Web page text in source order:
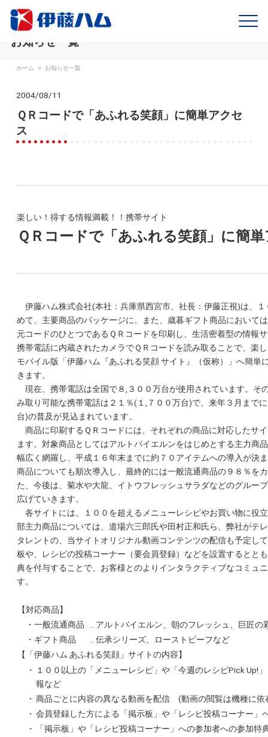
お知らせ一覧
ホーム > お知らせ一覧
2004/08/11
ＱＲコードで「あふれる笑顔」に簡単アクセ
ス
楽しい！得する情報満載！！携帯サイト
ＱＲコードで「あふれる笑顔」に簡
伊藤ハム株式会社(本社：兵庫県西宮市、社長：伊藤正視)は、１
めて、主要商品のパッケージに、また、歳暮ギフト商品において
元コードのひとつであるＱＲコードを印刷し、生活密着型の情報
携帯電話に内蔵されたカメラでＱＲコードを読み取ることで、楽
モバイル版「伊藤ハム『あふれる笑顔 サイト』（仮称）」へ簡単
きます。
現在、携帯電話は全国で８,３００万台が使用されています。そ
み取り可能な携帯電話は２１％(１,７００万台)で、来年３月まで
台)の普及が見込まれています。
商品に印刷するＱＲコードには、それぞれの商品に対応したサ
ます。対象商品としてはアルトバイエルンをはじめとする主力商
幅広く網羅し、平成１６年末までに約７０アイテムへの導入が決
商品についても順次導入し、最終的には一般流通商品の９８％を
た、今後は、菊水や大龍、イトウフレッシュサラダなどのグルー
広げていきます。
各サイトには、１００を超えるメニューレシピやお買い物に役
部主力商品については、道場六三郎氏や田村正和氏ら、弊社がテ
タレントの、当サイトオリジナル動画コンテンツの配信も予定し
板や、レシピの投稿コーナー（要会員登録）などを設置するとと
典を付与することで、お客様とのよりインタラクティブなコミュ
す。
【対応商品】
・一般流通商品
アルトバイエルン、朝のフレッシュ、巨匠の
・ギフト商品
伝承シリーズ、ローストビーフなど
【「伊藤ハム あふれる笑顔」サイトの内容】
・
１００以上の「メニューレシピ」や「今週のレシピPick Up!
報など
・ 商品ごとに内容の異なる動画を配信 (動画の閲覧は機種に依
・ 会員登録した方による「掲示板」や「レシピ投稿コーナー」
・
「掲示板」や「レシピ投稿コーナー」への参加者への参加特